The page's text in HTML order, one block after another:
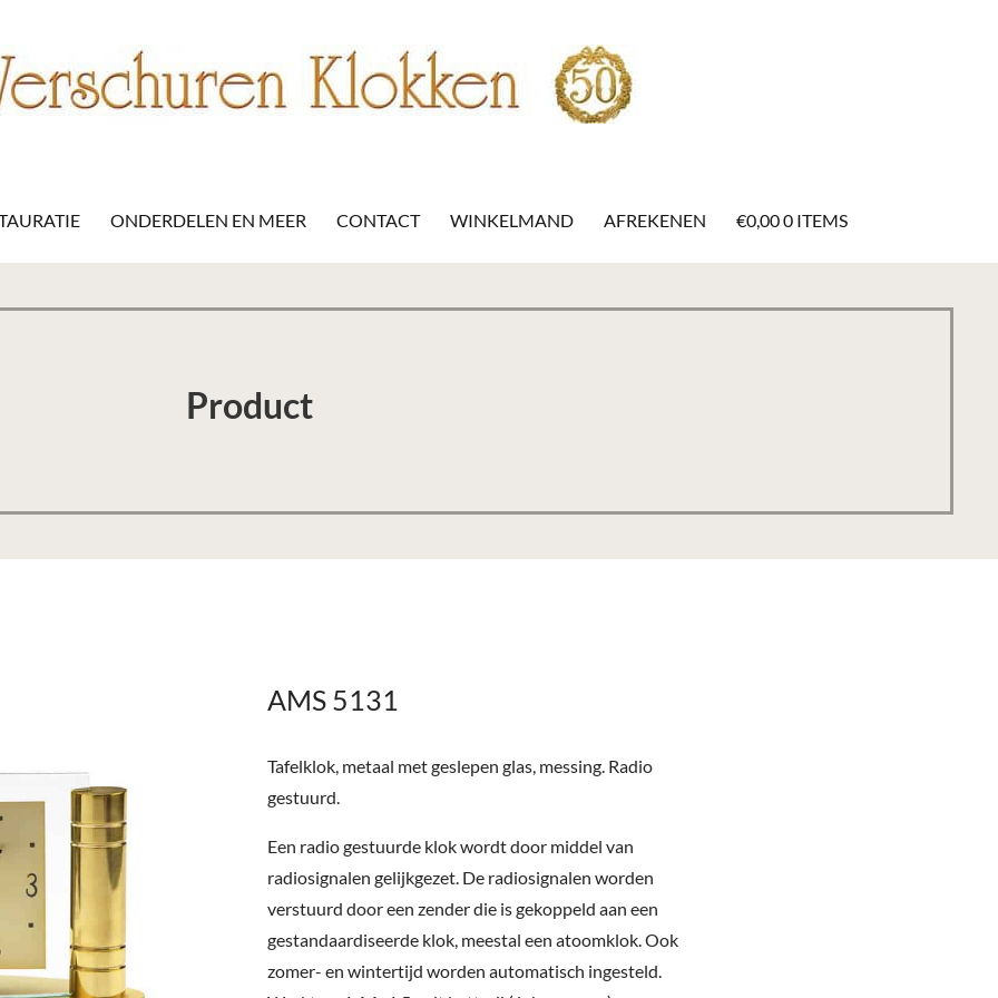
ONDERDELEN EN MEER CONTACT WINKELMAND AFREKENEN €0,000 ITEMS
Product
AMS 5131
Tafelklok, metaal met geslepen glas, messing. Radio
gestuurd.
Een radio gestuurde klok wordt door middel van
radiosignalen gelijkgezet. De radiosignalen worden
verstuurd door een zender die is gekoppeld aan een
gestandaardiseerde klok, meestal een atoomklok. Ook
zomer- en wintertijd worden automatisch ingesteld.